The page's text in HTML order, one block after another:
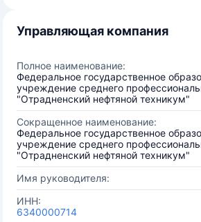
Управляющая компания
Полное наименование:
Федеральное государственное
учреждение среднего
"Отрадненский нефтяной техникум"
Сокращенное наименование:
Федеральное государственное
учреждение среднего
"Отрадненский нефтяной техникум"
Имя руководителя:
ИНН:
6340000714